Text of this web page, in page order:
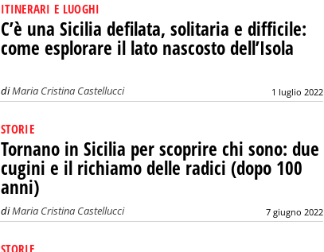
ITINERARI E LUOGHI
C’è una Sicilia defilata, solitaria e difficile:
come esplorare il lato nascosto dell’Isola
diMaria Cristina Castellucci 1 luglio 2022
STORIE
Tornano in Sicilia per scoprire chi sono: due
cugini e il richiamo delle radici (dopo 100
anni)
diMaria Cristina Castellucci 7 giugno 2022
STORIE